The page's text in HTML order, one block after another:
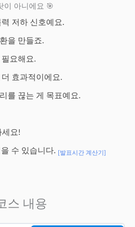
이 아니에요 🎯
저하 신호예요.
을 만들죠.
요해요.
효과적이에요.
를 끊는 게 목표예요.
세요!
수 있습니다. [발표시간 계산기]
스 내용